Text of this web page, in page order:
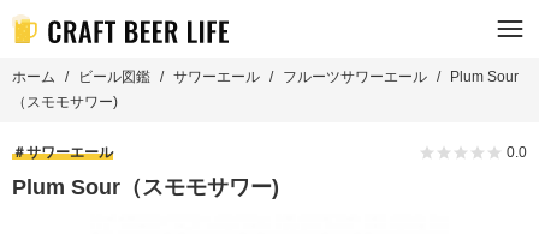
ホーム ビール図鑑 サワーエール フルーツサワーエール
Plum Sour
（スモモサワー)
サワーエール 0.0
Plum Sour（スモモサワー)